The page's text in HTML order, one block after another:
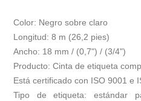
Color: Negro sobre claro
Longitud: 8 m (26,2 pies)
Ancho: 18 mm / (0,7") / (3/4")
Producto: Cinta de etiqueta
Está certificado con ISO 9001 e
Tipo de etiqueta: estándar